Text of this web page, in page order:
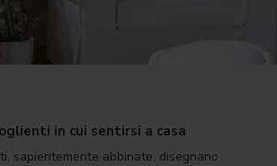
in cui sentirsi a casa
sapientemente abbinate, disegnano